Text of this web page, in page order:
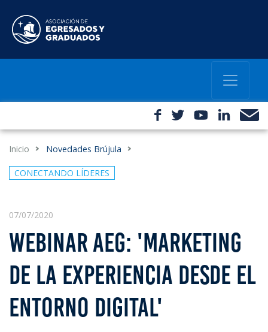
Inicio Novedades Brújula
CONECTANDO LÍDERES
07/07/2020
WEBINAR AEG: 'MARKETING
DE LA EXPERIENCIA DESDE EL
ENTORNO DIGITAL'